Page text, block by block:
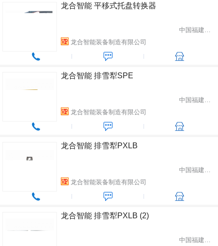
龙合智能 平移式托盘转换器
中国福建省龙岩市
龙合智能装备制造有限公司
龙合智能 排雪犁SPE
中国福建省龙岩市
龙合智能装备制造有限公司
龙合智能 排雪犁PXLB
中国福建省龙岩市
龙合智能装备制造有限公司
龙合智能 排雪犁PXLB (2)
中国福建省龙岩市